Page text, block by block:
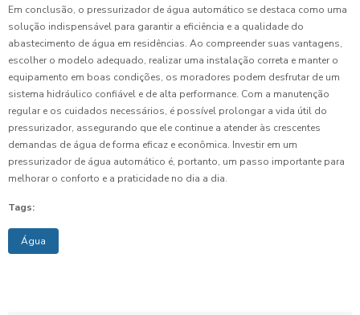
Em conclusão, o pressurizador de água automático se destaca como uma
solução indispensável para garantir a eficiência e a qualidade do
abastecimento de água em residências. Ao compreender suas vantagens,
escolher o modelo adequado, realizar uma instalação correta e manter o
equipamento em boas condições, os moradores podem desfrutar de um
sistema hidráulico confiável e de alta performance. Com a manutenção
regular e os cuidados necessários, é possível prolongar a vida útil do
pressurizador, assegurando que ele continue a atender às crescentes
demandas de água de forma eficaz e econômica. Investir em um
pressurizador de água automático é, portanto, um passo importante para
melhorar o conforto e a praticidade no dia a dia.
Tags:
Água